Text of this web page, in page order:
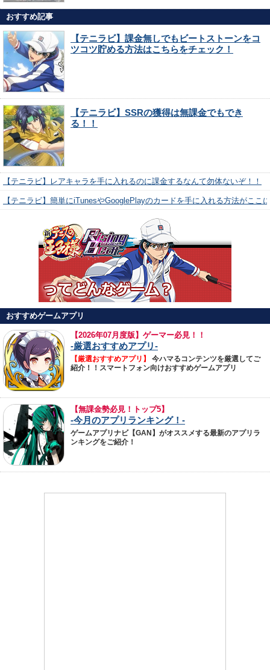
おすすめ記事
【テニラビ】課金無しでもビートストーンをコ
ツコツ貯める方法はこちらをチェック！
【テニラビ】SSRの獲得は無課金でもでき
る！！
【テニラビ】レアキャラを手に入れるのに課金するなんて勿体ないぞ！！
【テニラビ】簡単にiTunesやGooglePlayのカードを手に入れる方法がここ
おすすめゲームアプリ
【2026年07月度版】ゲーマー必見！！
-厳選おすすめアプリ-
【厳選おすすめアプリ】
今ハマるコンテンツを厳選してご
紹介！！スマートフォン向けおすすめゲームアプリ
【無課金勢必見！トップ5】
-今月のアプリランキング！-
ゲームアプリナビ【GAN】がオススメする最新のアプリラ
ンキングをご紹介！